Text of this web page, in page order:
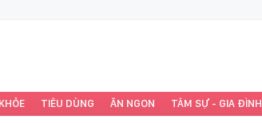
TIÊU DÙNG ĂN NGON TÂM SỰ - GIA ĐÌNH